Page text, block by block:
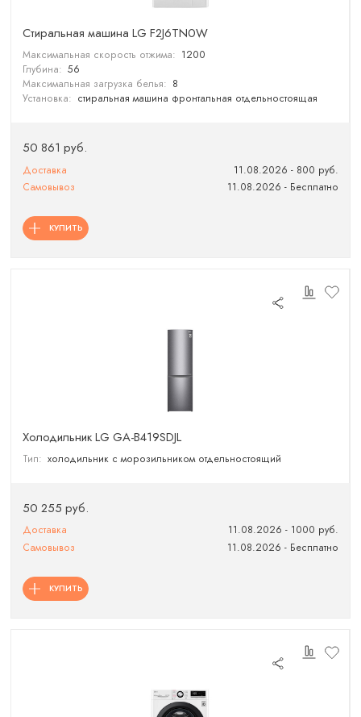
Cтиральная машина LG F2J6TN0W
Максимальная скорость отжима: 1200
Глубина: 56
Максимальная загрузка белья: 8
Установка: стиральная машина фронтальная отдельностоящая
50 861 руб.
Доставка
11.08.2026 - 800 руб.
Самовывоз
11.08.2026 - Бесплатно
КУПИТЬ
Холодильник LG GA-B419SDJL
Тип: холодильник с морозильником отдельностоящий
50 255 руб.
Доставка
11.08.2026 - 1000 руб.
Самовывоз
11.08.2026 - Бесплатно
КУПИТЬ